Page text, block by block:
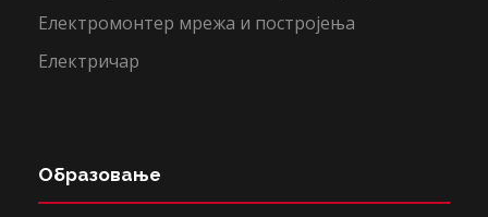
Електромонтер мрежа и постројења
Електричар
Образовање